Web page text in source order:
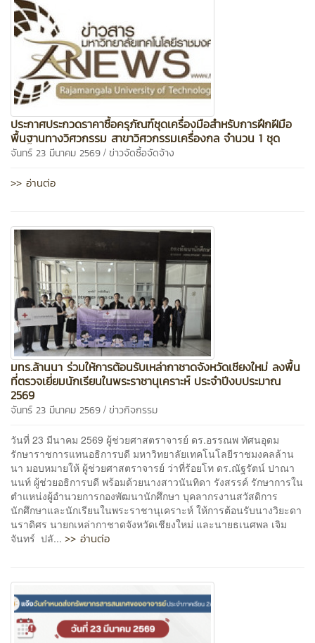
ประกาศประกวดราคาซื้อครุภัณฑ์ชุดเครื่องมือสำหรับการฝึกฝีมือ
พื้นฐานทางวิศวกรรม สาขาวิศวกรรมเครื่องกล จำนวน 1 ชุด
จันทร์ 23 มีนาคม 2569 / ข่าวจัดซื้อจัดจ้าง
>> อ่านต่อ
มทร.ล้านนา ร่วมให้การต้อนรับเหล่ากาชาดจังหวัดเชียงใหม่ ลงพื้น
ที่ตรวจเยี่ยมนักเรียนในพระราชานุเคราะห์ ประจำปีงบประมาณ
2569
จันทร์ 23 มีนาคม 2569 / ข่าวกิจกรรม
วันที่ 23 มีนาคม 2569 ผู้ช่วยศาสตราจารย์ ดร.อรรณพ ทัศนอุดม
รักษาราชการแทนอธิการบดี มหาวิทยาลัยเทคโนโลยีราชมงคลล้าน
นา มอบหมายให้ ผู้ช่วยศาสตราจารย์ ว่าที่ร้อยโท ดร.ณัฐรัตน์ ปาณา
นนท์ ผู้ช่วยอธิการบดี พร้อมด้วยนางสาวนันทิดา รังสรรค์ รักษาการใน
ตำแหน่งผู้อำนวยการกองพัฒนานักศึกษา บุคลากรงานสวัสดิการ
นักศึกษาและนักเรียนในพระราชานุเคราะห์ ให้การต้อนรับนางวิยะดา
นราดิศร นายกเหล่ากาชาดจังหวัดเชียงใหม่ และนายธเนศพล เจิม
จันทร์ ปลั... >> อ่านต่อ